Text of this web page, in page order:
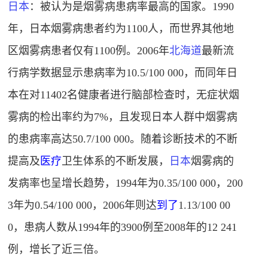
日本 ：被认为是烟雾病患病率最高的国家。1990
年，日本烟雾病患者约为1100人，而世界其他地
区烟雾病患者仅有1100例。2006年北海道最新流
行病学数据显示患病率为10.5/100 000，而同年日
本在对11402名健康者进行脑部检查时，无症状烟
雾病的检出率约为7%，且发现日本人群中烟雾病
的患病率高达50.7/100 000。随着诊断技术的不断
提高及 医疗卫生体系的不断发展， 日本烟雾病的
发病率也呈增长趋势，1994年为0.35/100 000，200
3年为0.54/100 000，2006年则达到了1.13/100 00
0，患病人数从1994年的3900例至2008年的12 241
例，增长了近三倍。